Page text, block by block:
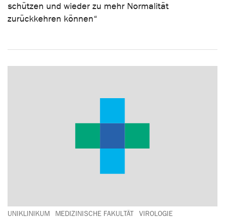
schützen und wieder zu mehr Normalität
zurückkehren können“
UNIKLINIKUM MEDIZINISCHE FAKULTÄT VIROLOGIE